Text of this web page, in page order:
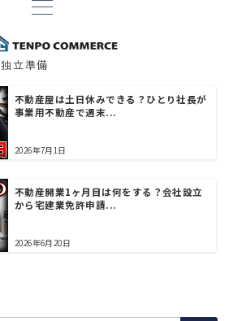
独立準備
不動産屋は土日休みできる？ひとり社長が
事業用不動産で週末...
2026年7月1日
不動産開業1ヶ月目は何をする？会社設立
から宅建業免許申請...
2026年6月20日